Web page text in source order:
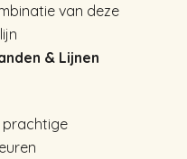
van deze
& Lijnen
prachtige